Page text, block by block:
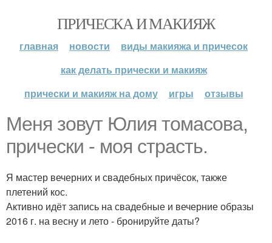
ПРИЧЕСКА И МАКИЯЖ
главная новости
виды макияжа и причесок
как делать прически и макияж
прически и макияж на дому
игры отзывы
Меня зовут Юлия томасова,
прически - моя страсть.
Я мастер вечерних и свадебных причёсок, также
плетений кос.
Активно идёт запись на свадебные и вечерние образы
2016 г. на весну и лето - бронируйте даты?